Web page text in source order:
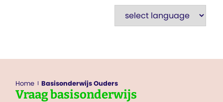
Home Basisonderwijs Ouders
Vraagbasisonderwijs